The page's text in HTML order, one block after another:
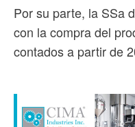
Por su parte, la SSa
con la compra del
contados a partir de